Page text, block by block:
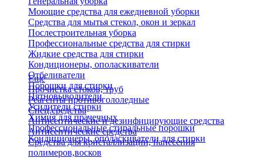
Моющие средства для ежедневной уборки
Средства для мытья стекол, окон и зеркал
Послестроительная уборка
Профессиональные средства для стирки
Жидкие средства для стирки
Кондиционеры, ополаскиватели
Отбеливатели
Порошки для стирки
Пятновыводители
Усилители стирки
Химия для прачечных
Профессиональные стиральные порошки
Кондиционеры, ополаскиватели для стирки
Еще
Прочистка стоков, труб
Реагенты противогололедные
Спец.средства
Антисептические и дезинфицирующие средства
Антисептические средства
Средства для кристаллизации, нанесения
полимеров,восков